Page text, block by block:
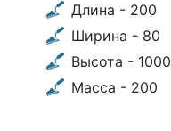
Длина - 200
Ширина - 80
Высота - 1000
Масса - 200